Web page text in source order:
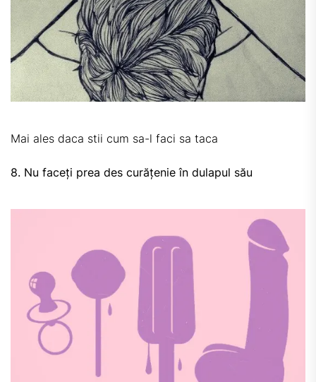
Mai ales daca stii cum sa-l faci sa taca
8. Nu faceți prea des curățenie în dulapul său